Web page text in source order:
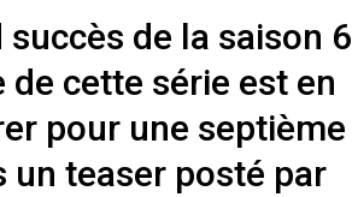
de la saison 6
de cette série est en
pour une septième
un teaser posté par